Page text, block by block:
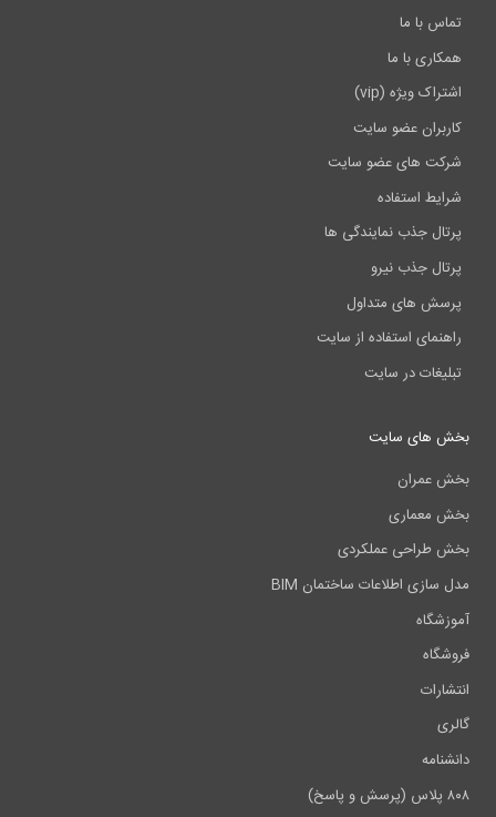
تماس با ما
همکاری با ما
اشتراک ویژه (vip)
کاربران عضو سایت
شرکت های عضو سایت
شرایط استفاده
پرتال جذب نمایندگی ها
پرتال جذب نیرو
پرسش های متداول
راهنمای استفاده از سایت
تبلیغات در سایت
بخش های سایت
بخش عمران
بخش معماری
بخش طراحی عملکردی
مدل سازی اطلاعات ساختمان BIM
آموزشگاه
فروشگاه
انتشارات
گالری
دانشنامه
۸۰۸ پلاس (پرسش و پاسخ)